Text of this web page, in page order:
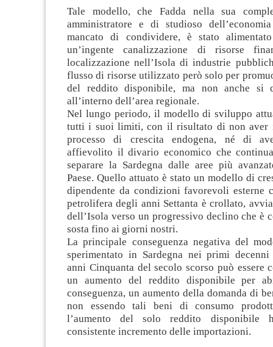
Tale modello, che Fadda nella sua
amministratore e di studioso
mancato di condividere, è stato
un’ingente canalizzazione di risorse
localizzazione nell’Isola di industrie
flusso di risorse utilizzato però solo per
del reddito disponibile, ma non anche si
all’interno dell’area regionale.
Nel lungo periodo, il modello di sviluppo
tutti i suoi limiti, con il risultato di non aver
processo di crescita endogena, né di
affievolito il divario economico che
separare la Sardegna dalle aree più
Paese. Quello attuato è stato un modello di
dipendente da condizioni favorevoli esterne
petrolifera degli anni Settanta è crollato,
dell’Isola verso un progressivo declino che è
sosta fino ai giorni nostri.
La principale conseguenza negativa del
sperimentato in Sardegna nei primi
anni Cinquanta del secolo scorso può essere
un aumento del reddito disponibile per
conseguenza, un aumento della domanda di
non essendo tali beni di consumo
l’aumento del solo reddito disponibile
consistente incremento delle importazioni.